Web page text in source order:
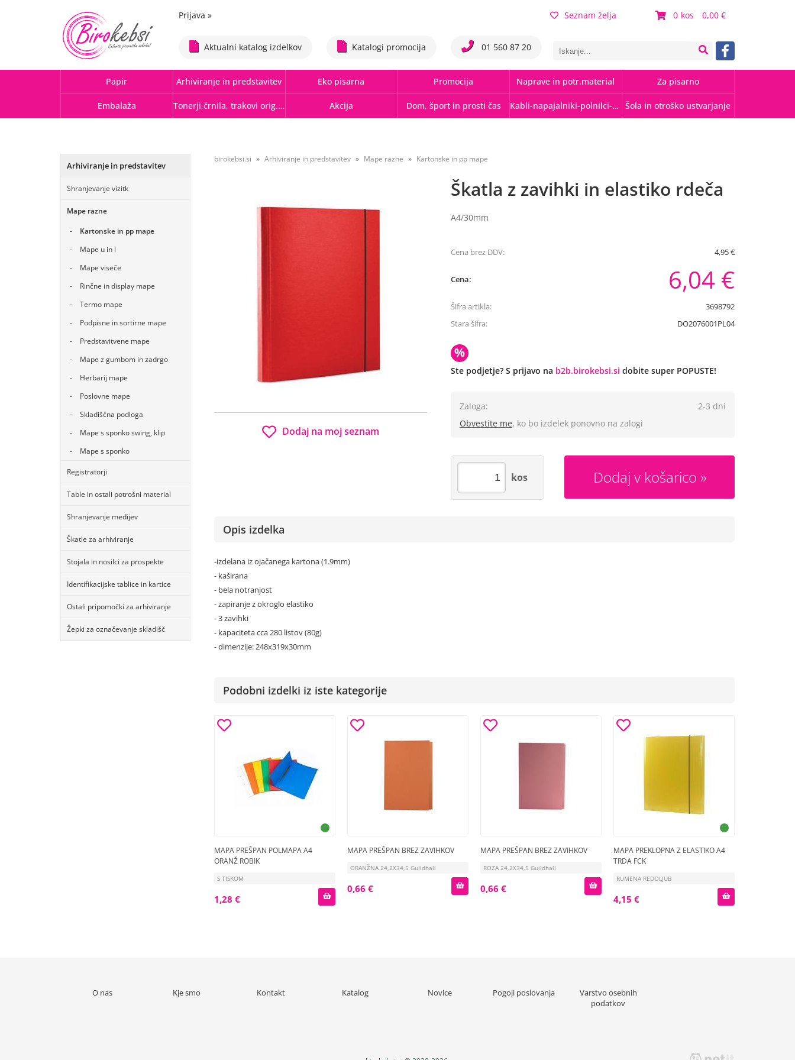
0 0,00
Prijava » Seznam želja
Aktualni katalog izdelkov Katalogi promocija 01 560 87 20
Papir Arhiviranje in predstavitev Eko pisarna Promocija Naprave in potr.material Za pisarno
Embalaža Tonerji,črnila, trakovi orig.-rec. Akcija Dom, šport in prosti čas Kabli-napajalniki-polnilci-hubi Šola in otroško ustvarjanje
Arhiviranje in predstavitev
Shranjevanje vizitk
Mape razne
Kartonske in pp mape
Mape u in l
Mape viseče
Rinčne in display mape
Termo mape
Podpisne in sortirne mape
Predstavitvene mape
Mape z gumbom in zadrgo
Herbarij mape
Poslovne mape
Skladiščna podloga
Mape s sponko swing, klip
Mape s sponko
Registratorji
Table in ostali potrošni material
Shranjevanje medijev
Škatle za arhiviranje
Stojala in nosilci za prospekte
Identifikacijske tablice in kartice
Ostali pripomočki za arhiviranje
Žepki za označevanje skladišč
birokebsi.si Arhiviranje in predstavitev Mape razne Kartonske in pp mape
Škatla z zavihki in elastiko rdeča
A4/30mm
Dodaj na moj seznam
Cena brez DDV: 4,95 €
Cena: 6,04 €
Šifra artikla:
3698792
Stara šifra:
DO2076001PL04
%
Ste podjetje? S prijavo na b2b.birokebsi.si dobite super POPUSTE!
Zaloga:
2-3 dni
Obvestite me, ko bo izdelek ponovno na zalogi
Dodaj v košarico
kos
Opis izdelka
-izdelana iz ojačanega kartona (1.9mm)
- kaširana
- bela notranjost
- zapiranje z okroglo elastiko
- 3 zavihki
- kapaciteta cca 280 listov (80g)
- dimenzije: 248x319x30mm
Podobni izdelki iz iste kategorije
MAPA PREŠPAN POLMAPA A4
ORANŽ ROBIK
S TISKOM
1,28 €
MAPA PREŠPAN BREZ ZAVIHKOV
ORANŽNA 24,2X34,5 Guildhall
0,66 €
MAPA PREŠPAN BREZ ZAVIHKOV
ROZA 24,2X34,5 Guildhall
0,66 €
MAPA PREKLOPNA Z ELASTIKO A4
TRDA FCK
RUMENA REDOLJUB
4,15 €
O nas Kje smo Kontakt Katalog Novice Pogoji poslovanja
Varstvo osebnih
podatkov